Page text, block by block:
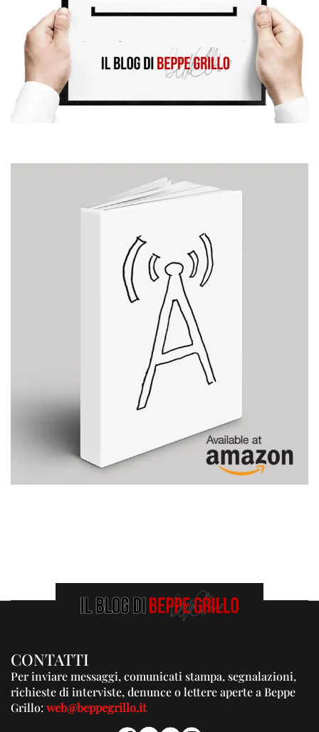
CONTATTI
Per inviare messaggi, comunicati stampa, segnalazioni,
richieste di interviste, denunce o lettere aperte a Beppe
Grillo:web@beppegrillo.it